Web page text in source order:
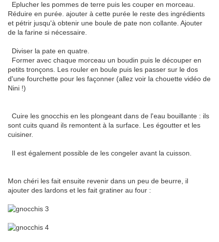
Eplucher les pommes de terre puis les couper en morceau.
Réduire en purée. ajouter à cette purée le reste des ingrédients
et pétrir jusqu'à obtenir une boule de pate non collante. Ajouter
de la farine si nécessaire.
Diviser la pate en quatre.
Former avec chaque morceau un boudin puis le découper en
petits tronçons. Les rouler en boule puis les passer sur le dos
d'une fourchette pour les façonner (allez voir la chouette vidéo de
Nini !)
Cuire les gnocchis en les plongeant dans de l'eau bouillante : ils
sont cuits quand ils remontent à la surface. Les égoutter et les
cuisiner.
Il est également possible de les congeler avant la cuisson.
Mon chéri les fait ensuite revenir dans un peu de beurre, il
ajouter des lardons et les fait gratiner au four :